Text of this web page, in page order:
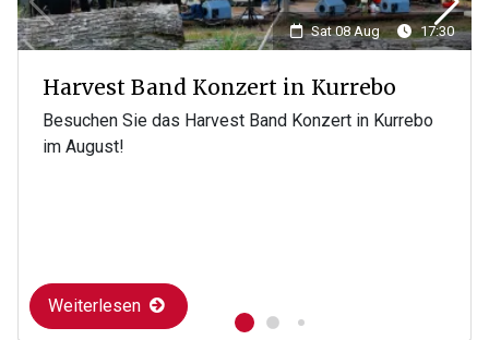
Sat 08 Aug 17:30
Harvest Band Konzert in Kurrebo
Besuchen Sie das Harvest Band Konzert in Kurrebo
im August!
Weiterlesen